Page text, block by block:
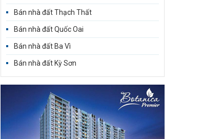
Bán nhà đất Thạch Thất
Bán nhà đất Quốc Oai
Bán nhà đất Ba Vì
Bán nhà đất Kỳ Sơn